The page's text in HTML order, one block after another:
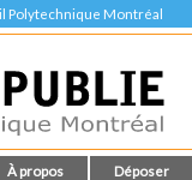
Polytechnique Montréal
À propos Déposer